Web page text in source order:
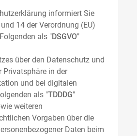
informiert Sie
14 der Verordnung (EU)
als "DSGVO"
über den Datenschutz und
Privatsphäre in der
und bei digitalen
als "TDDDG"
weiteren
Vorgaben über die
Daten beim